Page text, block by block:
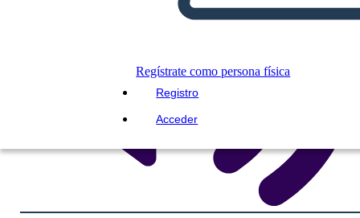
Regístrate como persona física
Registro
Acceder